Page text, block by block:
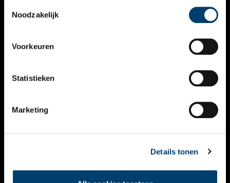
Noodzakelijk
Voorkeuren
Statistieken
Marketing
Details tonen
VERHALEN
KALENDER
THEMA’S
VIDEO’S
CONTACT